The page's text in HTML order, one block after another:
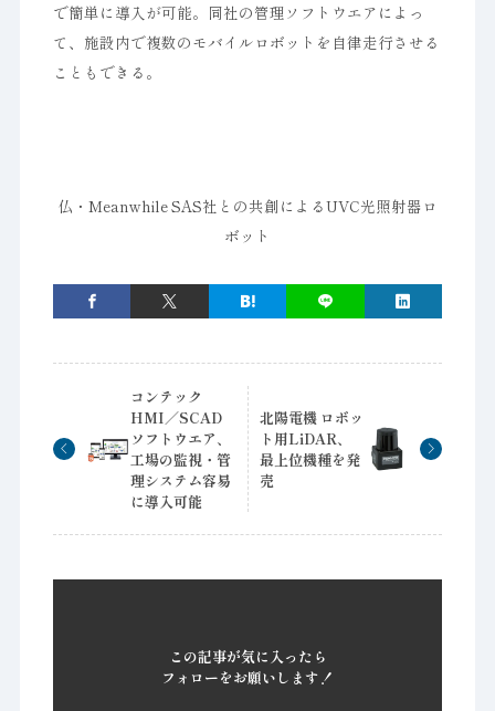
で簡単に導入が可能。同社の管理ソフトウエアによっ
て、施設内で複数のモバイルロボットを自律走行させる
こともできる。
仏・Meanwhile SAS社との共創によるUVC光照射器ロ
ボット
コンテック
HMI／SCAD
ソフトウエア、
工場の監視・管
理システム容易
に導入可能
北陽電機 ロボッ
ト用LiDAR、
最上位機種を発
売
この記事が気に入ったら
フォローをお願いします！